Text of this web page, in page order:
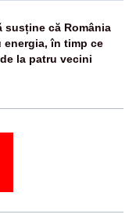
susține că România
energia, în timp ce
la patru vecini